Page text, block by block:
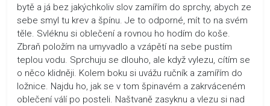
bytě a já bez jakýchkoliv slov zamířím do sprchy, abych ze
sebe smyl tu krev a špínu. Je to odporné, mít to na svém
těle. Svléknu si oblečení a rovnou ho hodím do koše.
Zbraň položím na umyvadlo a vzápětí na sebe pustím
teplou vodu. Sprchuju se dlouho, ale když vylezu, cítím se
o něco klidněji. Kolem boku si uvážu ručník a zamířím do
ložnice. Najdu ho, jak se v tom špinavém a zakrváceném
oblečení válí po posteli. Naštvaně zasyknu a vlezu si nad